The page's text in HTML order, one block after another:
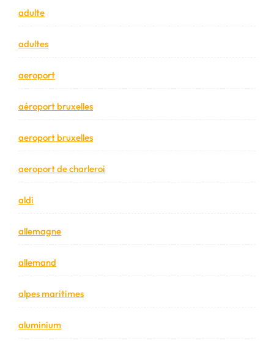
adulte
adultes
aeroport
aéroport bruxelles
aeroport bruxelles
aeroport de charleroi
aldi
allemagne
allemand
alpes maritimes
aluminium